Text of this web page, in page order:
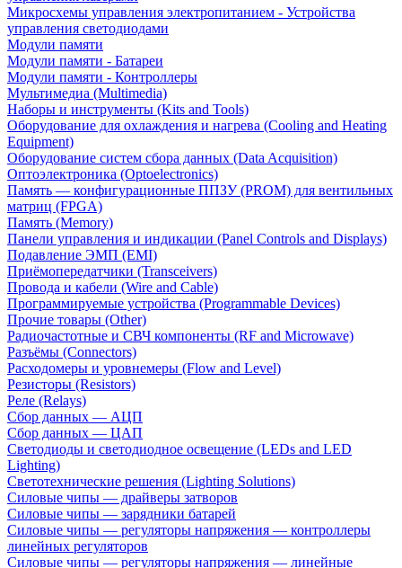
Микросхемы управления электропитанием - Устройства
управления светодиодами
Модули памяти
Модули памяти - Батареи
Модули памяти - Контроллеры
Мультимедиа (Multimedia)
Наборы и инструменты (Kits and Tools)
Оборудование для охлаждения и нагрева (Cooling and Heating
Equipment)
Оборудование систем сбора данных (Data Acquisition)
Оптоэлектроника (Optoelectronics)
Память — конфигурационные ППЗУ (PROM) для вентильных
матриц (FPGA)
Память (Memory)
Панели управления и индикации (Panel Controls and Displays)
Подавление ЭМП (EMI)
Приёмопередатчики (Transceivers)
Провода и кабели (Wire and Cable)
Программируемые устройства (Programmable Devices)
Прочие товары (Other)
Радиочастотные и СВЧ компоненты (RF and Microwave)
Разъёмы (Connectors)
Расходомеры и уровнемеры (Flow and Level)
Резисторы (Resistors)
Реле (Relays)
Сбор данных — АЦП
Сбор данных — ЦАП
Светодиоды и светодиодное освещение (LEDs and LED
Lighting)
Светотехнические решения (Lighting Solutions)
Силовые чипы — драйверы затворов
Силовые чипы — зарядники батарей
Силовые чипы — регуляторы напряжения — контроллеры
линейных регуляторов
Силовые чипы — регуляторы напряжения — линейные